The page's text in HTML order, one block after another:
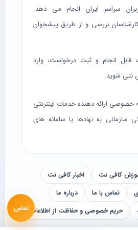
تماس
سراسر ایران انجام می دهد.
بررسی و از طریق پیشخوان
قابل انجام و ثبت درخواست، وارد
نتی شوید.
ارائه دهنده خدمات اینترنتی
به نهادها یا سامانه های
کافی نت
اخبار کافی نت
تماس با ما
درباره ما
حریم خصوصی و حفاظت از اطلاعات